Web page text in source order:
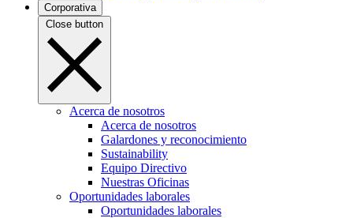
Corporativa
Close button
Acerca de nosotros
Acerca de nosotros
Galardones y reconocimiento
Sustainability
Equipo Directivo
Nuestras Oficinas
Oportunidades laborales
Oportunidades laborales